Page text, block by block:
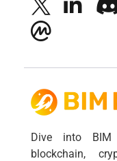
Dive into
blockchain,